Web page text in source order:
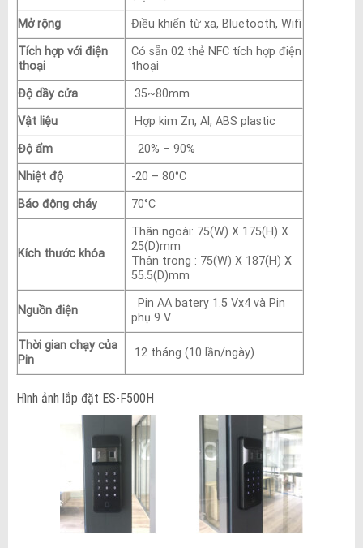
Mở rộng
Điều khiển từ xa, Bluetooth, Wifi
Tích hợp với điện
thoại
Có sẵn 02 thẻ NFC tích hợp điện
thoại
Độ dầy cửa
35~80mm
Vật liệu
Hợp kim Zn, Al, ABS plastic
Độ ẩm
20% – 90%
Nhiệt độ
-20 – 80°C
Báo động cháy
70°C
Kích thước khóa
Thân ngoài: 75(W) X 175(H) X
25(D)mm
Thân trong : 75(W) X 187(H) X
55.5(D)mm
Nguồn điện
Pin AA batery 1.5 Vx4 và Pin
phụ 9 V
Thời gian chạy của
Pin
12 tháng (10 lần/ngày)
Hình ảnh lắp đặt ES-F500H